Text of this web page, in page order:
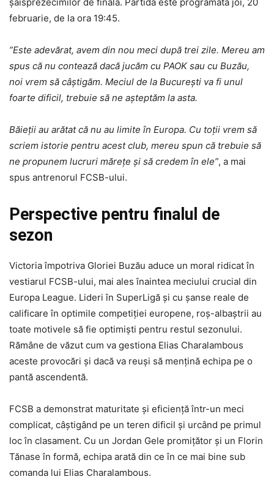
februarie, de la ora 19:45.
”Este adevărat, avem din nou meci după trei zile. Mereu am
spus că nu contează dacă jucăm cu PAOK sau cu Buzău,
noi vrem să câștigăm. Meciul de la București va fi unul
foarte dificil, trebuie să ne așteptăm la asta.
Băieții au arătat că nu au limite în Europa. Cu toții vrem să
scriem istorie pentru acest club, mereu spun că trebuie să
ne propunem lucruri mărețe și să credem în ele”, a mai
spus antrenorul FCSB-ului.
Perspective pentru finalul de
sezon
Victoria împotriva Gloriei Buzău aduce un moral ridicat în
vestiarul FCSB-ului, mai ales înaintea meciului crucial din
Europa League. Lideri în SuperLigă și cu șanse reale de
calificare în optimile competiției europene, roș-albaștrii au
toate motivele să fie optimiști pentru restul sezonului.
Rămâne de văzut cum va gestiona Elias Charalambous
aceste provocări și dacă va reuși să mențină echipa pe o
pantă ascendentă.
FCSB a demonstrat maturitate și eficiență într-un meci
complicat, câștigând pe un teren dificil și urcând pe primul
loc în clasament. Cu un Jordan Gele promițător și un Florin
Tănase în formă, echipa arată din ce în ce mai bine sub
comanda lui Elias Charalambous.